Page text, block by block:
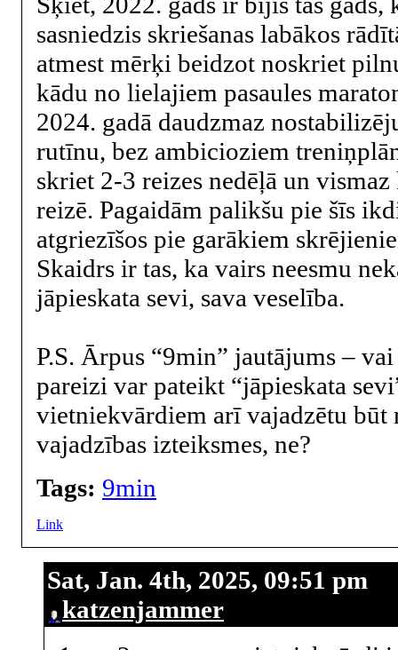
sasniedzis skriešanas labākos
atmest mērķi beidzot noskriet
kādu no lielajiem pasaules
2024. gadā daudzmaz
rutīnu, bez ambicioziem
skriet 2-3 reizes nedēļā un
reizē. Pagaidām palikšu pie šīs
atgriezīšos pie garākiem
Skaidrs ir tas, ka vairs neesmu
jāpieskata sevi, sava veselība.
P.S. Ārpus “9min” jautājums –
pareizi var pateikt “jāpieskata
vietniekvārdiem arī vajadzētu būt
vajadzības izteiksmes, ne?
Tags: 9min
Link
Sat, Jan. 4th, 2025, 09:51 pm
katzenjammer